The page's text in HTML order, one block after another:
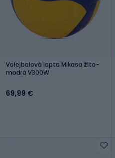
Volejbalová lopta Mikasa žlto-
modrá V300W
69,99 €